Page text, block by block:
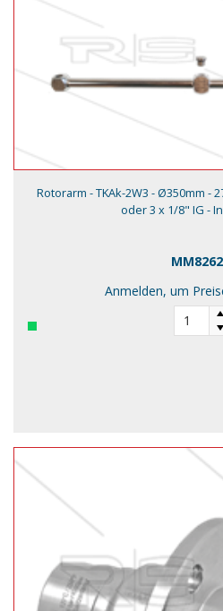
Rotorarm - TKAk-2W3 - Ø350mm -
oder 3 x 1/8" IG -
Anmelden, um